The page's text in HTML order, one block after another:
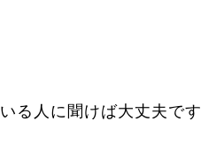
る人に聞けば大丈夫です